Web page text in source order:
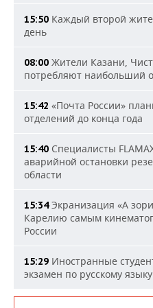
15:50 Каждый второй
день
08:00 Жители Казани,
потребляют наибольший
15:42 «Почта России»
отделений до конца года
15:40 Специалисты
аварийной остановки
области
15:34Экранизация «А
Карелию самым
России
15:29 Иностранные
экзамен по русскому языку